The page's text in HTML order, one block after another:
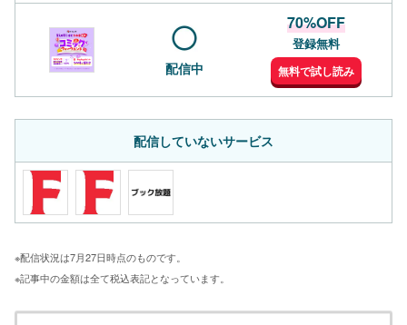
配信中
70%OFF
登録無料
無料で試し読み
配信していないサービス
※配信状況は7月27日時点のものです。
※記事中の金額は全て税込表記となっています。